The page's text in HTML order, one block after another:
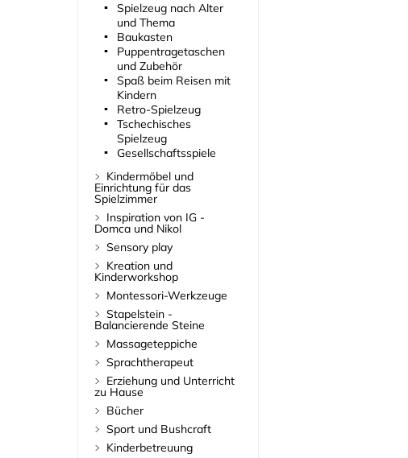
Spielzeug nach Alter
und Thema
Baukasten
Puppentragetaschen
und Zubehör
Spaß beim Reisen mit
Kindern
Retro-Spielzeug
Tschechisches
Spielzeug
Gesellschaftsspiele
Kindermöbel und
Einrichtung für das
Spielzimmer
Inspiration von IG -
Domca und Nikol
Sensory play
Kreation und
Kinderworkshop
Montessori-Werkzeuge
Stapelstein -
Balancierende Steine
Massageteppiche
Sprachtherapeut
Erziehung und Unterricht
zu Hause
Bücher
Sport und Bushcraft
Kinderbetreuung